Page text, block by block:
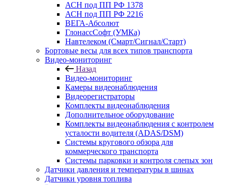
АСН под ПП РФ 1378
АСН под ПП РФ 2216
ВЕГА-Абсолют
ГлонассСофт (УМКа)
Навтелеком (Смарт/Сигнал/Старт)
Бортовые весы для всех типов транспорта
Видео-мониторинг
Назад
Видео-мониторинг
Камеры видеонаблюдения
Видеорегистраторы
Комплекты видеонаблюдения
Дополнительное оборудование
Комплекты видеонаблюдения с контролем
усталости водителя (ADAS/DSM)
Системы кругового обзора для
коммерческого транспорта
Системы парковки и контроля слепых зон
Датчики давления и температуры в шинах
Датчики уровня топлива